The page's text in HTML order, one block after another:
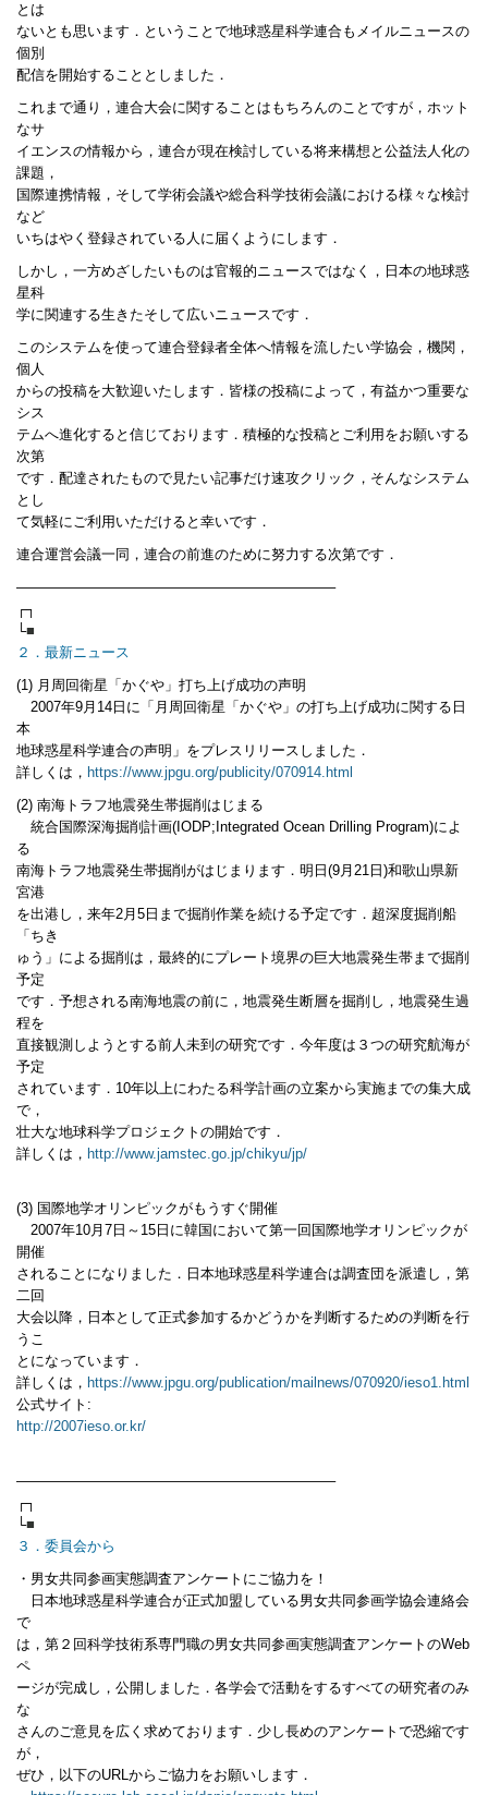
とは
ないとも思います．ということで地球惑星科学連合もメイルニュースの
個別
配信を開始することとしました．
これまで通り，連合大会に関することはもちろんのことですが，ホット
なサ
イエンスの情報から，連合が現在検討している将来構想と公益法人化の
課題，
国際連携情報，そして学術会議や総合科学技術会議における様々な検討
など
いちはやく登録されている人に届くようにします．
しかし，一方めざしたいものは官報的ニュースではなく，日本の地球惑
星科
学に関連する生きたそして広いニュースです．
このシステムを使って連合登録者全体へ情報を流したい学協会，機関，
個人
からの投稿を大歓迎いたします．皆様の投稿によって，有益かつ重要な
シス
テムへ進化すると信じております．積極的な投稿とご利用をお願いする
次第
です．配達されたもので見たい記事だけ速攻クリック，そんなシステム
とし
て気軽にご利用いただけると幸いです．
連合運営会議一同，連合の前進のために努力する次第です．
——————————————————————–
┌┐
└■
２．最新ニュース
(1) 月周回衛星「かぐや」打ち上げ成功の声明
2007年9月14日に「月周回衛星「かぐや」の打ち上げ成功に関する日
本
地球惑星科学連合の声明」をプレスリリースしました．
詳しくは， https://www.jpgu.org/publicity/070914.html
(2) 南海トラフ地震発生帯掘削はじまる
統合国際深海掘削計画(IODP;Integrated Ocean Drilling Program)によ
る
南海トラフ地震発生帯掘削がはじまります．明日(9月21日)和歌山県新
宮港
を出港し，来年2月5日まで掘削作業を続ける予定です．超深度掘削船
「ちき
ゅう」による掘削は，最終的にプレート境界の巨大地震発生帯まで掘削
予定
です．予想される南海地震の前に，地震発生断層を掘削し，地震発生過
程を
直接観測しようとする前人未到の研究です．今年度は３つの研究航海が
予定
されています．10年以上にわたる科学計画の立案から実施までの集大成
で，
壮大な地球科学プロジェクトの開始です．
詳しくは， http://www.jamstec.go.jp/chikyu/jp/
(3) 国際地学オリンピックがもうすぐ開催
2007年10月7日～15日に韓国において第一回国際地学オリンピックが
開催
されることになりました．日本地球惑星科学連合は調査団を派遣し，第
二回
大会以降，日本として正式参加するかどうかを判断するための判断を行
うこ
とになっています．
詳しくは， https://www.jpgu.org/publication/mailnews/070920/ieso1.html
公式サイト:
http://2007ieso.or.kr/
——————————————————————–
┌┐
└■
３．委員会から
・男女共同参画実態調査アンケートにご協力を！
日本地球惑星科学連合が正式加盟している男女共同参画学協会連絡会
で
は，第２回科学技術系専門職の男女共同参画実態調査アンケートのWeb
ペ
ージが完成し，公開しました．各学会で活動をするすべての研究者のみ
な
さんのご意見を広く求めております．少し長めのアンケートで恐縮です
が，
ぜひ，以下のURLからご協力をお願いします．